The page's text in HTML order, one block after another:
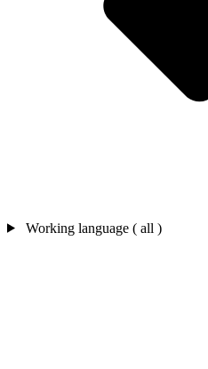
Working language ( all )